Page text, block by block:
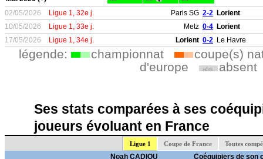
02/05/2026 Ligue 1, 32e j. Paris SG 2-2 Lorient
10/05/2026
Ligue 1, 33e j. Metz 0-4 Lorient
17/05/2026
Ligue 1, 34e j. Lorient 0-2 Le Havre
légende: championnat
coupe(s)
d'europe
abs. absent
Ses stats comparées à ses
joueurs évoluant en France
Ligue 1 Coupe de France Toutes
Noah CADIOU
Coéquipiers de son